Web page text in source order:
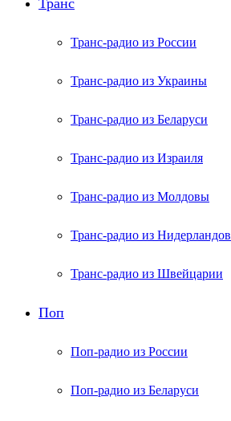
Транс
Транс-радио из России
Транс-радио из Украины
Транс-радио из Беларуси
Транс-радио из Израиля
Транс-радио из Молдовы
Транс-радио из Нидерландов
Транс-радио из Швейцарии
Поп
Поп-радио из России
Поп-радио из Беларуси